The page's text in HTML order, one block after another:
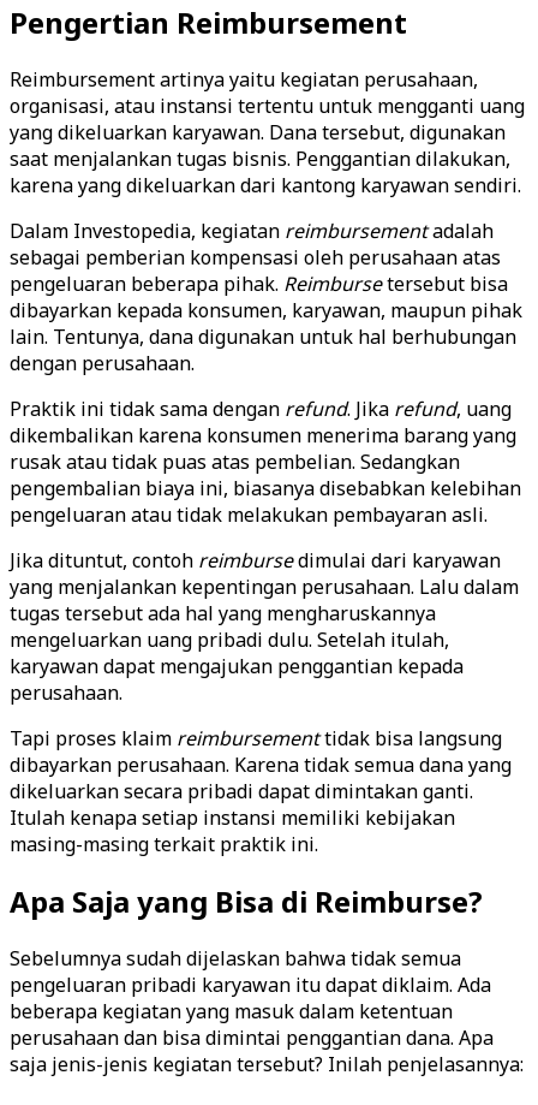
Pengertian Reimbursement
Reimbursement artinya yaitu kegiatan perusahaan,
organisasi, atau instansi tertentu untuk mengganti uang
yang dikeluarkan karyawan. Dana tersebut, digunakan
saat menjalankan tugas bisnis. Penggantian dilakukan,
karena yang dikeluarkan dari kantong karyawan sendiri.
Dalam Investopedia, kegiatan reimbursementadalah
sebagai pemberian kompensasi oleh perusahaan atas
pengeluaran beberapa pihak. Reimbursetersebut bisa
dibayarkan kepada konsumen, karyawan, maupun pihak
lain. Tentunya, dana digunakan untuk hal berhubungan
dengan perusahaan.
Praktik ini tidak sama dengan refund. Jika refund, uang
dikembalikan karena konsumen menerima barang yang
rusak atau tidak puas atas pembelian. Sedangkan
pengembalian biaya ini, biasanya disebabkan kelebihan
pengeluaran atau tidak melakukan pembayaran asli.
Jika dituntut, contoh reimbursedimulai dari karyawan
yang menjalankan kepentingan perusahaan. Lalu dalam
tugas tersebut ada hal yang mengharuskannya
mengeluarkan uang pribadi dulu. Setelah itulah,
karyawan dapat mengajukan penggantian kepada
perusahaan.
Tapi proses klaim reimbursementtidak bisa langsung
dibayarkan perusahaan. Karena tidak semua dana yang
dikeluarkan secara pribadi dapat dimintakan ganti.
Itulah kenapa setiap instansi memiliki kebijakan
masing-masing terkait praktik ini.
Apa Saja yang Bisa di Reimburse?
Sebelumnya sudah dijelaskan bahwa tidak semua
pengeluaran pribadi karyawan itu dapat diklaim. Ada
beberapa kegiatan yang masuk dalam ketentuan
perusahaan dan bisa dimintai penggantian dana. Apa
saja jenis-jenis kegiatan tersebut? Inilah penjelasannya: